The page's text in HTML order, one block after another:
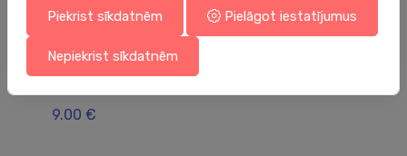
Radiatoru vārstu piederumi
adapters kapara caurulei, 15mm, 24-19, Brush
9.00 €
Piekrist sīkdatnēm Pielāgot iestatījumus
Nepiekrist sīkdatnēm